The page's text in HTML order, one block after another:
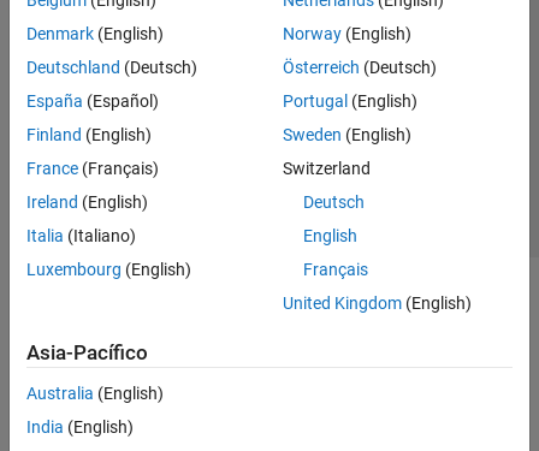
Denmark (English)
Deutschland (Deutsch)
España (Español)
Finland (English)
France (Français)
Ireland (English)
Italia (Italiano)
Luxembourg (English)
Norway(English)
Österreich (Deutsch)
Portugal (English)
Sweden (English)
Switzerland
Deutsch
English
Français
United Kingdom(English)
Asia-Pacífico
Australia (English)
India (English)
Centro de confianza
Marcas comerciales
Política de privacidad
Antipiratería
Estado de las aplicaciones
Información de contacto
© 1994-2026 The MathWorks, Inc.